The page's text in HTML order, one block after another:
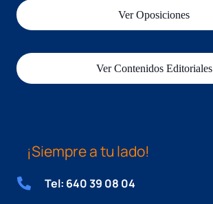
Ver Oposiciones
Ver Contenidos Editoriales
¡Siempre a tu lado!
Tel: 640 39 08 04